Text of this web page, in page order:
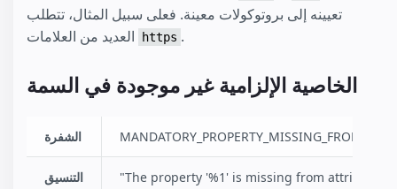
تعيينه إلى بروتوكولات معينة. فعلى سبيل المثال، تتطلب
https .
الخاصية الإلزامية غير موجودة في السمة
الشفرة
التنسيق
"The property '%1' is missing from attribute